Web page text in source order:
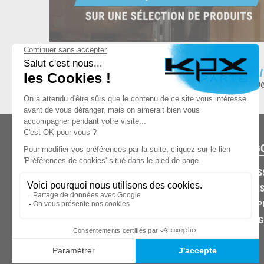
ESPACE DE STOCKAGE
8.500 produits en stock
03.85.32.96.74
© 2026 -KPX PARTS- SITE CRÉÉ PARLET'S CLIC